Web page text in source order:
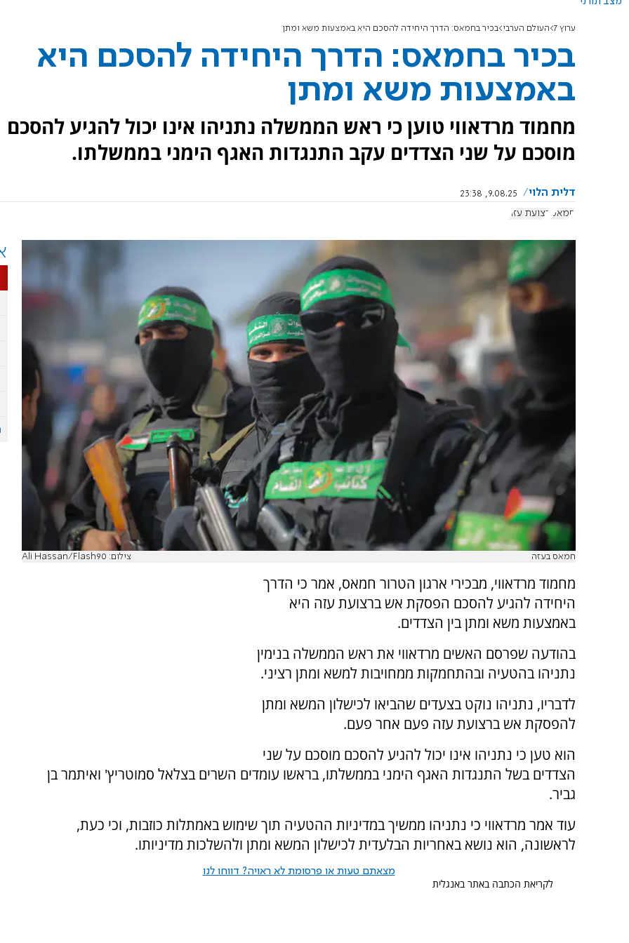
ערוץ 7 העולם הערבי בכיר בחמאס: הדרך היחידה להסכם היא באמצעות משא ומתן
בכיר בחמאס: הדרך היחידה להסכם היא
באמצעות משא ומתן
מחמוד מרדאווי טוען כי ראש הממשלה נתניהו אינו יכול להגיע להסכם
מוסכם על שני הצדדים עקב התנגדות האגף הימני בממשלתו.
דלית הלוי
9.08.25, 23:38
חמאס רצועת עזה
חמאס בעזה צילום: Ali Hassan/Flash90
מחמוד מרדאווי, מבכירי ארגון הטרור חמאס, אמר כי הדרך
היחידה להגיע להסכם הפסקת אש ברצועת עזה היא
באמצעות משא ומתן בין הצדדים.
בהודעה שפרסם האשים מרדאווי את ראש הממשלה בנימין
נתניהו בהטעיה ובהתחמקות ממחויבות למשא ומתן רציני.
לדבריו, נתניהו נוקט בצעדים שהביאו לכישלון המשא ומתן
להפסקת אש ברצועת עזה פעם אחר פעם.
הוא טען כי נתניהו אינו יכול להגיע להסכם מוסכם על שני
הצדדים בשל התנגדות האגף הימני בממשלתו, בראשו עומדים השרים בצלאל סמוטריץ' ואיתמר בן
גביר.
עוד אמר מרדאווי כי נתניהו ממשיך במדיניות ההטעיה תוך שימוש באמתלות כוזבות, וכי כעת,
לראשונה, הוא נושא באחריות הבלעדית לכישלון המשא ומתן ולהשלכות מדיניותו.
מצאתם טעות או פרסומת לא ראויה? דווחו לנו
לקריאת הכתבה באתר באנגלית